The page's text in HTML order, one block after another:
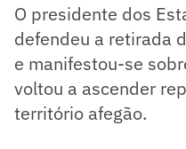
O presidente dos
defendeu a retirada
e manifestou-se
voltou a ascender
território afegão.